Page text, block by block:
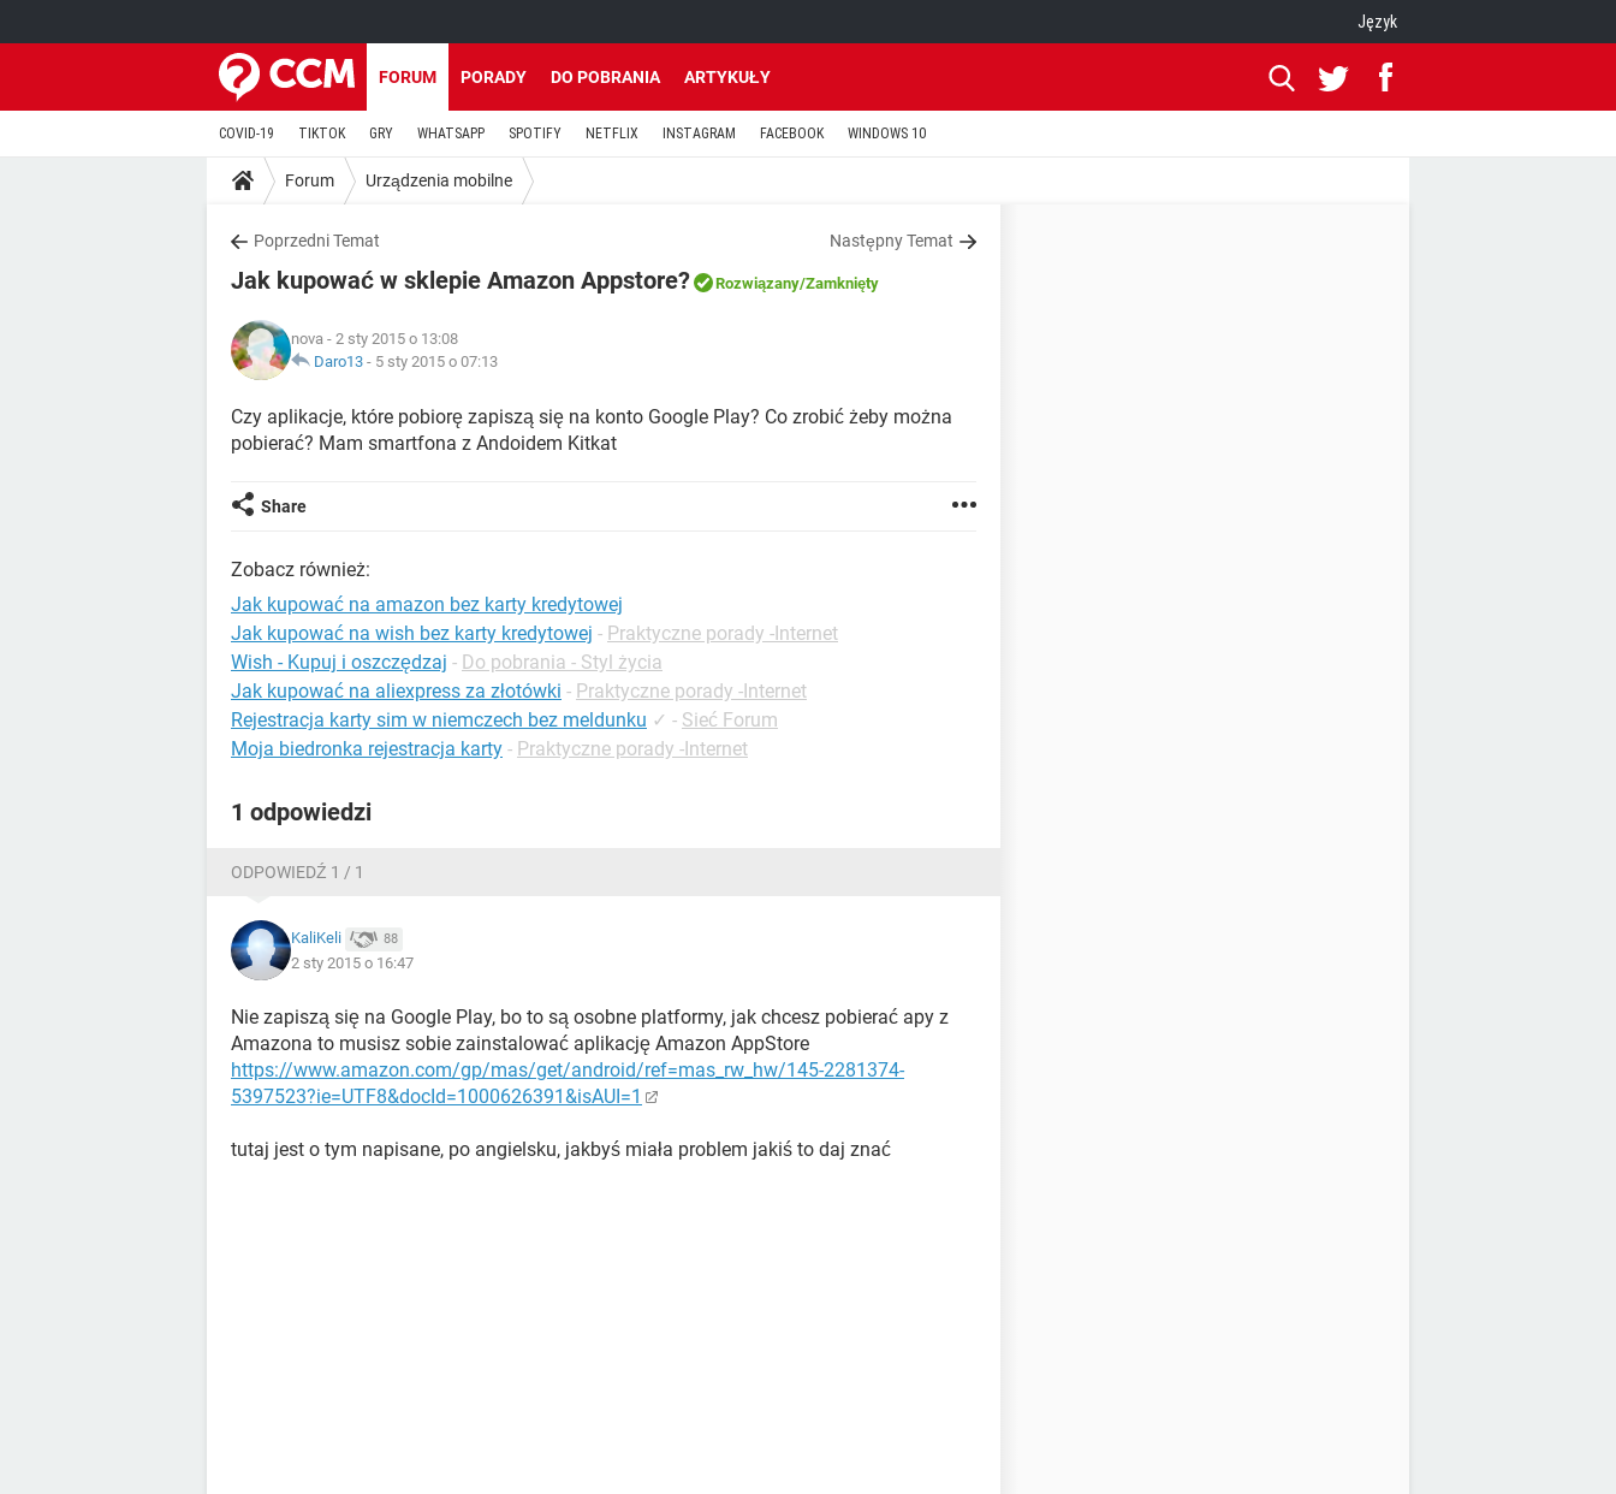
Język
FORUM PORADY DO POBRANIA ARTYKUŁY
COVID-19 TIKTOK GRY WHATSAPP SPOTIFY NETFLIX INSTAGRAM FACEBOOK WINDOWS 10
Forum Urządzenia mobilne
Poprzedni Temat Następny Temat
Jak kupować w sklepie Amazon Appstore? Rozwiązany/Zamknięty
nova - 2 sty 2015 o 13:08
Daro13 - 5 sty 2015 o 07:13
Czy aplikacje, które pobiorę zapiszą się na konto Google Play? Co zrobić żeby można
pobierać? Mam smartfona z Andoidem Kitkat
Share
Zobacz również:
Jak kupować na amazon bez karty kredytowej
Jak kupować na wish bez karty kredytowej - Praktyczne porady -Internet
Wish - Kupuj i oszczędzaj - Do pobrania - Styl życia
Jak kupować na aliexpress za złotówki - Praktyczne porady -Internet
Rejestracja karty sim w niemczech bez meldunku ✓ - Sieć Forum
Moja biedronka rejestracja karty - Praktyczne porady -Internet
1 odpowiedzi
ODPOWIEDŹ 1 / 1
KaliKeli 88
2 sty 2015 o 16:47
Nie zapiszą się na Google Play, bo to są osobne platformy, jak chcesz pobierać apy z
Amazona to musisz sobie zainstalować aplikację Amazon AppStore
https://www.amazon.com/gp/mas/get/android/ref=mas_rw_hw/145-2281374-
5397523?ie=UTF8&docId=1000626391&isAUI=1
tutaj jest o tym napisane, po angielsku, jakbyś miała problem jakiś to daj znać